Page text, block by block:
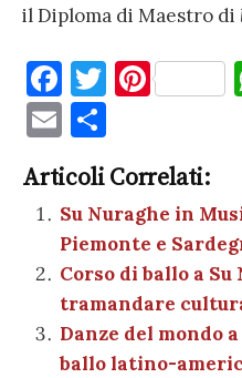
il Diploma di Maestro di
F
a
c
e
b
o
o
k
T
te
r
Pi
es
t
E
m
ai
l
o
n
di
vi
di
Articoli Correlati:
Su Nuraghe in
Piemonte e
Corso di ballo a
tramandare
Danze del mondo
ballo latino-